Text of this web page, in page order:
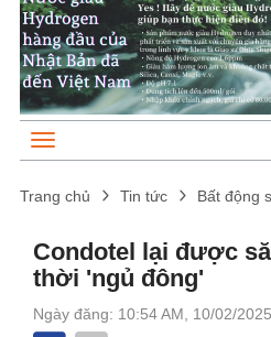
Trang chủ Tin tức Bất động
Condotel lại được
thời 'ngủ đông'
Ngày đăng: 10:54 AM, 10/02/2025